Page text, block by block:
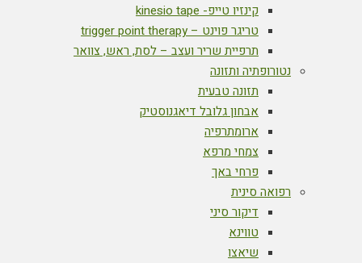
קינזיו טייפ- kinesio tape
טריגר פוינט – trigger point therapy
תרפיית שריר ועצב – לסת, ראש, צוואר
נטורופתיה ותזונה
תזונה טבעית
אבחון גלובל דיאגנוסטיק
ארומתרפיה
צמחי מרפא
פרחי באך
רפואה סינית
דיקור סיני
טווינא
שיאצו